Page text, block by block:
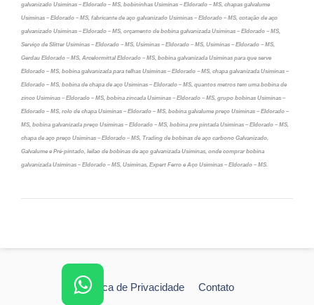
galvanizado Usiminas – Eldorado – MS, bobininhas Usiminas – Eldorado – MS, chapas galvalume
Usiminas – Eldorado – MS, fabricante de aço galvanizado Usiminas – Eldorado – MS, cotação de aço
galvanizado Usiminas – Eldorado – MS, orçamento de bobina galvanizada Usiminas – Eldorado – MS,
Serviço de Slitter Usiminas – Eldorado – MS, Usiminas – Eldorado – MS, Usiminas – Eldorado – MS,
Gerdau Eldorado – MS, Arcelormittal Eldorado – MS, bobina galvanizada Usiminas para que serve
Eldorado – MS, bobina galvanizada para telhas Usiminas – Eldorado – MS, chapa galvanizada Usiminas –
Eldorado – MS, bobina de chapa de aço Usiminas – Eldorado – MS, quantos metros tem uma bobina de
zinco Usiminas – Eldorado – MS, bobina zincada Usiminas – Eldorado – MS, grupo bobinas Usiminas –
Eldorado – MS, rolo de chapa Usiminas – Eldorado – MS, bobina galvalume preço Usiminas – Eldorado –
MS, bobina galvanizada preço Usiminas – Eldorado – MS, bobina pre pintada Usiminas – Eldorado – MS,
chapa de aço preço Usiminas – Eldorado – MS, Trading de bobinas de aço carbono Galvanizado,
Galvalume e Pré-pintado, leilao de bobinas de aço galvanizada Usiminas, onde comprar bobina
galvanizada Usiminas – Eldorado – MS, Usiminas, Expert Ferro e Aço Usiminas – Eldorado – MS.
Política de Privacidade Contato